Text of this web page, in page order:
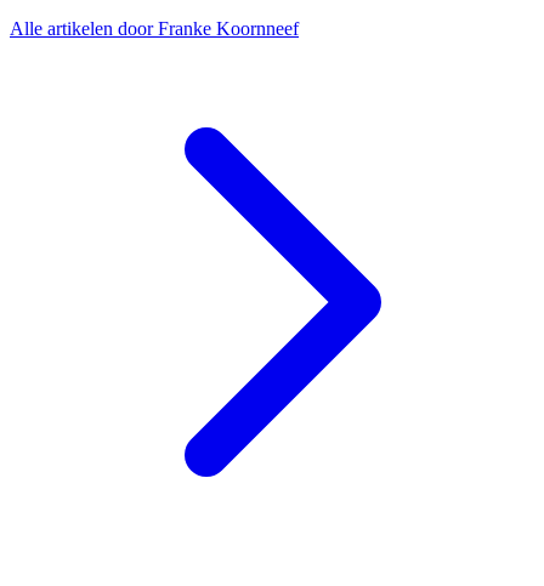
Alle artikelen door Franke Koornneef